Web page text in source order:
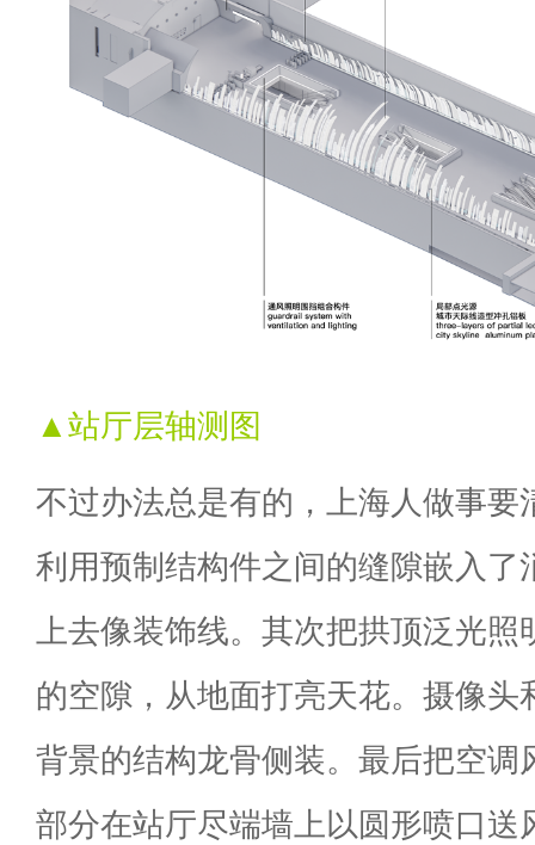
▲站厅层轴测图
不过办法总是有的，上海人做事要
利用预制结构件之间的缝隙嵌入了
上去像装饰线。其次把拱顶泛光
的空隙，从地面打亮天花。摄像头
背景的结构龙骨侧装。最后把空调
部分在站厅尽端墙上以圆形喷口送